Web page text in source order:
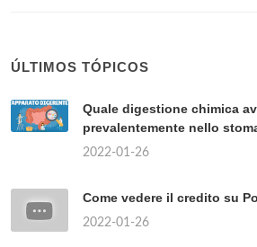
ÚLTIMOS TÓPICOS
Quale digestione chimica
prevalentemente nello
2022-01-26
Come vedere il credito su
2022-01-26